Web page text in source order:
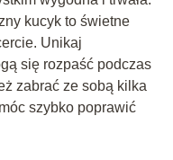
kucyk to świetne
Unikaj
się rozpaść podczas
zabrać ze sobą kilka
szybko poprawić